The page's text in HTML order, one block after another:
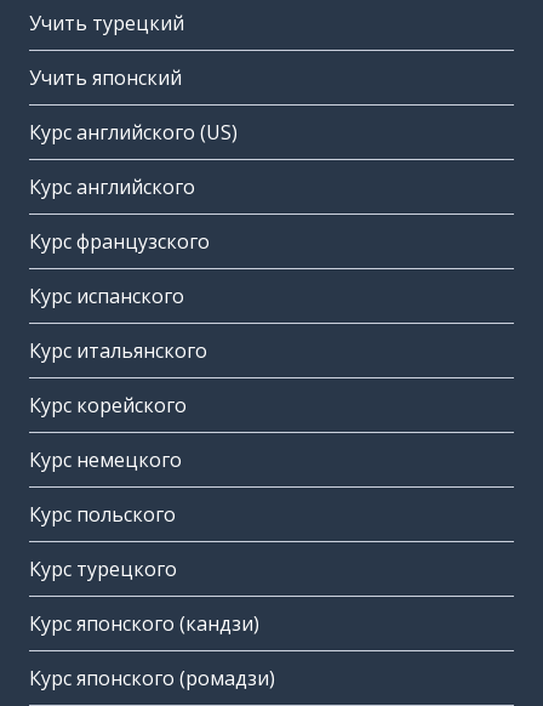
Учить турецкий
Учить японский
Курс английского (US)
Курс английского
Курс французского
Курс испанского
Курс итальянского
Курс корейского
Курс немецкого
Курс польского
Курс турецкого
Курс японского (кандзи)
Курс японского (ромадзи)